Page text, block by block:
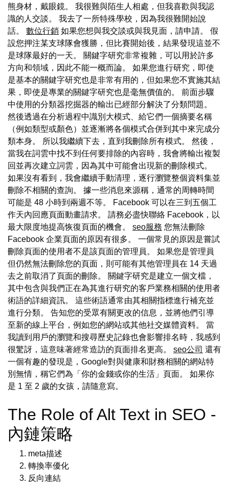
熊身材，戴眼鏡。 我很難與陌生人相處，但我喜歡與我認
識的人交談。 我去了一所特殊學校，因為我很難開始說
話。 數位行銷 如果您想與我交談或與我見面，請申請。 假
設您押注某支球隊會獲勝，但比賽開始後，結果發現這並不
是球隊最好的一天。 關鍵字研究非常複雜，可以用於許多
方向和領域，因此不能一概而論。 如果您進行研究，即使
是基本的關鍵字研究也是非常有用的，但如果您不實施其結
果，即使是專業的關鍵字研究也是毫無價值的。 前面步驟
中使用的分類器挖掘器的輸出已經部分解決了分類問題。
然後透過在分析過程中識別大模式、給它們一個摘要名稱
（例如類型或顏色）並逐漸將各個模式合併到其中來完成分
類本身。 所以我繼續下去，直到我刪除所有模式。 然後，
當我在詞雲中找不到任何要排除的內容時，我會將輸出複製
回並再次建立詞雲，因為其中可能會出現新的刪除模式。
如果沒有看到，我會繼續手動清理，逐行瀏覽整個資料集並
刪除不相關的查詢。 據一些消息來源稱，通常的周轉時間
可能是 48 小時到兩週不等。 Facebook 可以在三到五個工
作天內回應頁面動畫請求。 請務必盡快聯絡 Facebook，以
最大限度地提高恢復頁面的機會。 seo服務 您無法刪除
Facebook 企業頁面的原因有很多。 一個常見的原因是嘗試
刪除頁面的使用者不是該頁面的管理員。 如果您是管理員
但仍然無法刪除您的頁面，則可能有其他管理員在 14 天過
去之前取消了頁面的刪除。 關鍵字研究是建立一個文檔，
其中包含與我們正在為其進行研究的客戶業務相關的使用者
術語的詳細資訊。 這些術語通常由其相關指標進行補充並
進行分類。 告知您的受眾有關更改的信息，並將他們引導
至新的線上平台，例如您的網站或其他社交媒體資料。 當
我讀到用戶的瀏覽和搜尋歷史記錄也會影響排名時，我感到
很驚訝，這意味著經常造訪的頁面排名更高。 seo公司 還有
一個有趣的發現是，Google對與健康和財務相關的網站特
別無情，稱它們為「你的金錢或你的生活」頁面。 如果你
是 1 至 2 歲的女孩，請隨意寫。
The Role of Alt Text in SEO -
內鏈策略
meta描述
轉換率優化
反向連結